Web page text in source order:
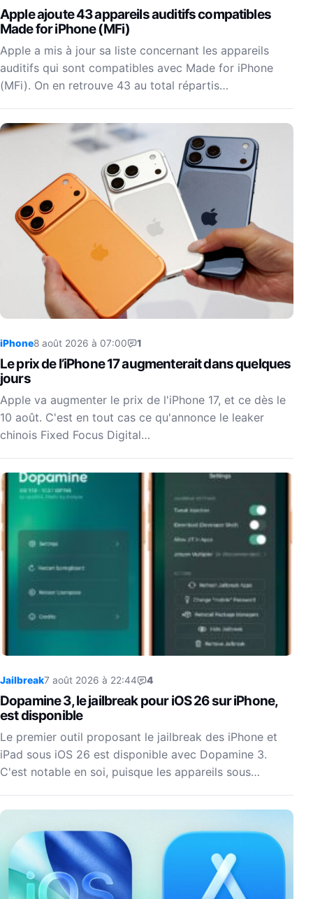
Apple ajoute 43 appareils auditifs compatibles
Made for iPhone (MFi)
Apple a mis à jour sa liste concernant les appareils
auditifs qui sont compatibles avec Made for iPhone
(MFi). On en retrouve 43 au total répartis…
iPhone8 août 2026 à 07:00 1
Le prix de l’iPhone 17 augmenterait dans quelques
jours
Apple va augmenter le prix de l'iPhone 17, et ce dès le
10 août. C'est en tout cas ce qu'annonce le leaker
chinois Fixed Focus Digital…
Jailbreak7 août 2026 à 22:44 4
Dopamine 3, le jailbreak pour iOS 26 sur iPhone,
est disponible
Le premier outil proposant le jailbreak des iPhone et
iPad sous iOS 26 est disponible avec Dopamine 3.
C'est notable en soi, puisque les appareils sous…